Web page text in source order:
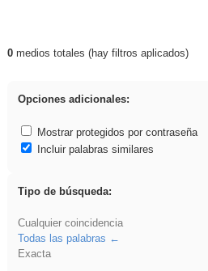
Resultados de: Asturias
0medios totales (hay filtros aplicados)
Opciones adicionales:
Mostrar protegidos por contraseña
Incluir palabras similares
Tipo de búsqueda:
Cualquier coincidencia
Todas las palabras
Exacta